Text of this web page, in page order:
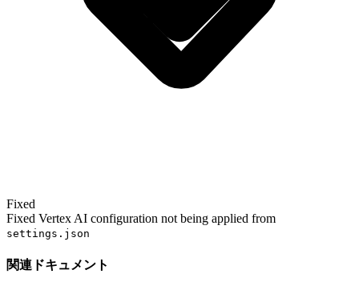
Fixed
Fixed Vertex AI configuration not being applied from
settings.json
関連ドキュメント